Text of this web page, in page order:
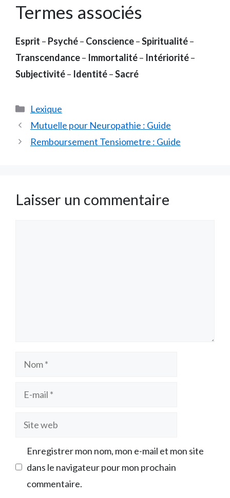
Termes associés
Esprit – Psyché– Conscience–Spiritualité–
Transcendance– Immortalité– Intériorité–
Subjectivité– Identité–Sacré
Catégories
Lexique
Mutuelle pour Neuropathie : Guide
Remboursement Tensiometre : Guide
Laisser un commentaire
Nom
Site
Enregistrer mon nom, mon e-mail et mon site
dans le navigateur pour mon prochain
commentaire.